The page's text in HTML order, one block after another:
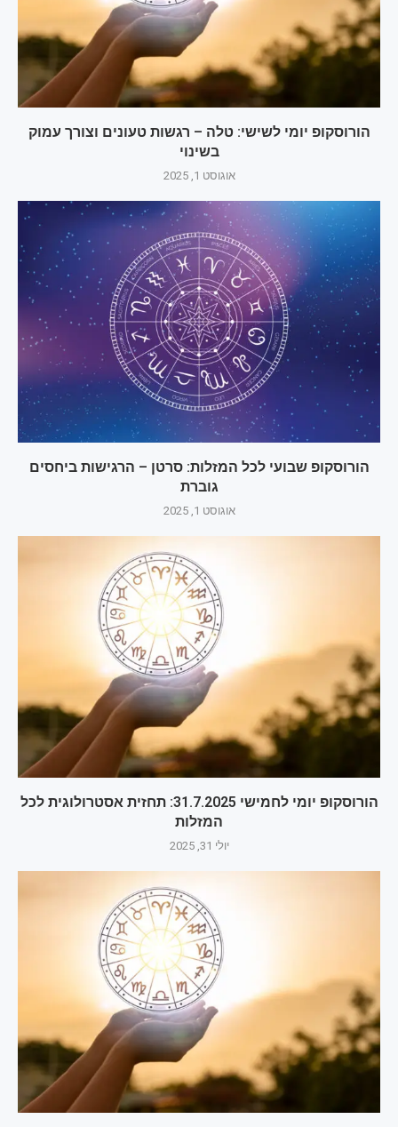
הורוסקופ יומי לשישי: טלה – רגשות טעונים וצורך עמוק
בשינוי
אוגוסט 1, 2025
הורוסקופ שבועי לכל המזלות: סרטן – הרגישות ביחסים
גוברת
אוגוסט 1, 2025
הורוסקופ יומי לחמישי 31.7.2025: תחזית אסטרולוגית לכל
המזלות
יולי 31, 2025